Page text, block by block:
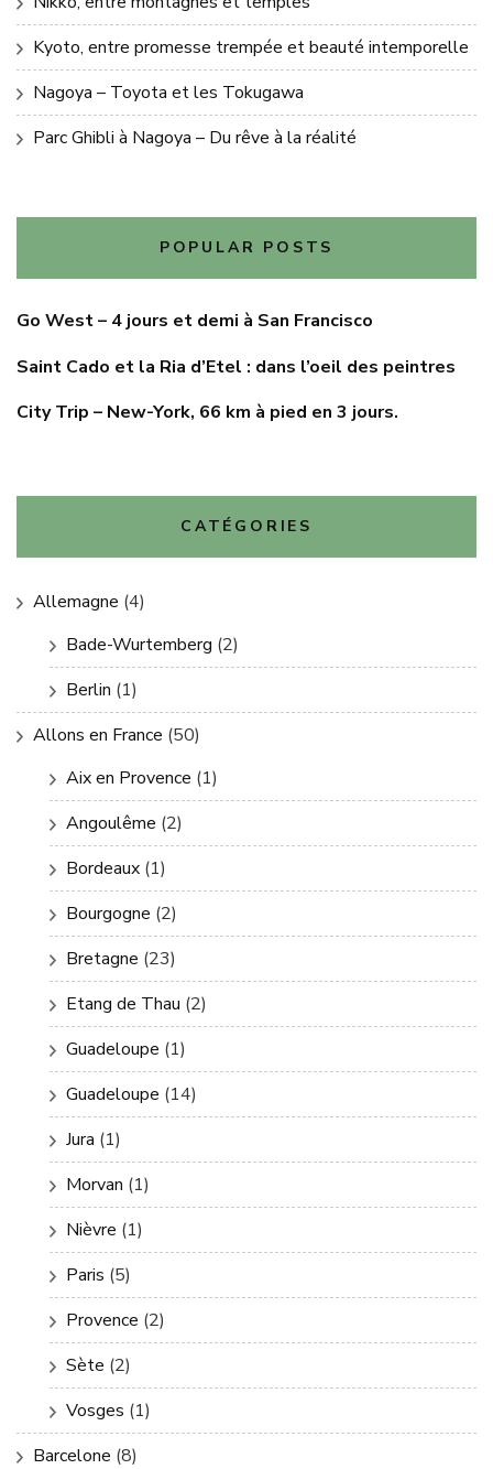
Kyoto, entre promesse trempée et beauté intemporelle
Nagoya – Toyota et les Tokugawa
Parc Ghibli à Nagoya – Du rêve à la réalité
POPULAR POSTS
Go West – 4 jours et demi à San Francisco
Saint Cado et la Ria d’Etel : dans l’oeil des peintres
City Trip – New-York, 66 km à pied en 3 jours.
CATÉGORIES
Allemagne (4)
Bade-Wurtemberg (2)
Berlin (1)
Allons en France (50)
Aix en Provence (1)
Angoulême (2)
Bordeaux (1)
Bourgogne (2)
Bretagne (23)
Etang de Thau (2)
Guadeloupe (1)
Guadeloupe (14)
Jura (1)
Morvan (1)
Nièvre (1)
Paris (5)
Provence (2)
Sète (2)
Vosges (1)
Barcelone (8)